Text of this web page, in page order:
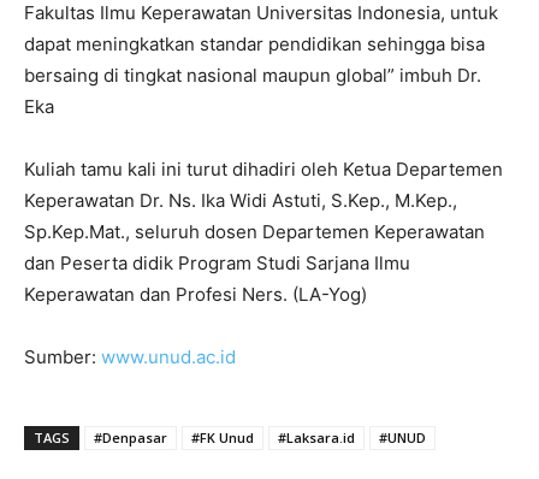
Fakultas Ilmu Keperawatan Universitas Indonesia, untuk
dapat meningkatkan standar pendidikan sehingga bisa
bersaing di tingkat nasional maupun global” imbuh Dr.
Eka
Kuliah tamu kali ini turut dihadiri oleh Ketua Departemen
Keperawatan Dr. Ns. Ika Widi Astuti, S.Kep., M.Kep.,
Sp.Kep.Mat., seluruh dosen Departemen Keperawatan
dan Peserta didik Program Studi Sarjana Ilmu
Keperawatan dan Profesi Ners. (LA-Yog)
Sumber: www.unud.ac.id
TAGS #Denpasar #FK Unud #Laksara.id #UNUD